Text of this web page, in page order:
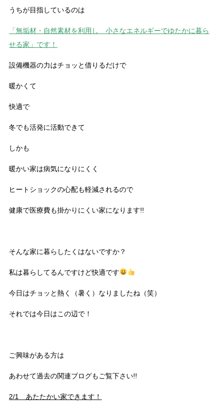
うちが目指しているのは
「無垢材・自然素材を利用し 小さなエネルギーでゆたかに暮ら
せる家」です！
設備機器の力はチョッと借りるだけで
暖かくて
快適で
冬でも活発に活動できて
しかも
暖かい家は病気になりにくく
ヒートショックの心配も軽減されるので
健康で医療費も掛かりにくい家になります!!
そんな家に暮らしたくはないですか？
私は暮らしてるんですけど快適です
今日はチョッと熱く（暑く）なりましたね（笑）
それでは今日はこの辺で！
ご興味がある方は
あわせて過去の関連ブログもご覧下さい!!
2/1 あたたかい家できます！